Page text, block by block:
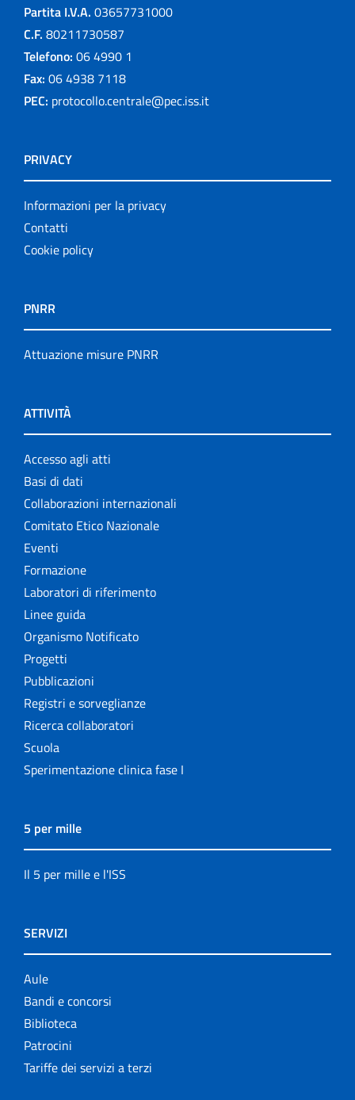
Partita I.V.A. 03657731000
C.F. 80211730587
Telefono: 06 4990 1
Fax: 06 4938 7118
PEC: protocollo.centrale@pec.iss.it
PRIVACY
Informazioni per la privacy
Contatti
Cookie policy
PNRR
Attuazione misure PNRR
ATTIVITÀ
Accesso agli atti
Basi di dati
Collaborazioni internazionali
Comitato Etico Nazionale
Eventi
Formazione
Laboratori di riferimento
Linee guida
Organismo Notificato
Progetti
Pubblicazioni
Registri e sorveglianze
Ricerca collaboratori
Scuola
Sperimentazione clinica fase I
5 per mille
Il 5 per mille e l'ISS
SERVIZI
Aule
Bandi e concorsi
Biblioteca
Patrocini
Tariffe dei servizi a terzi